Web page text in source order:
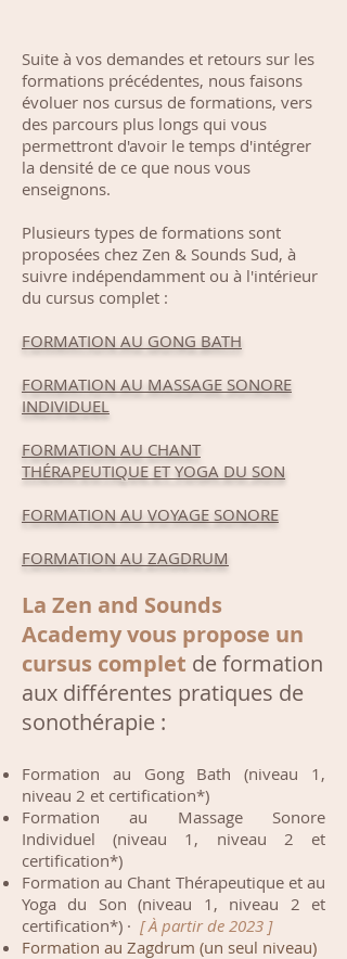
Suite à vos demandes et retours sur les
formations précédentes, nous faisons
évoluer nos cursus de formations, vers
des parcours plus longs qui vous
permettront d'avoir le temps d'intégrer
la densité de ce que nous vous
enseignons.
​​Plusieurs types de formations sont
proposées chez Zen & Sounds Sud, à
suivre indépendamment ou à l'intérieur
du cursus complet :​
FORMATION AU GONG BATH
FORMATION AU MASSAGE SONORE
INDIVIDUEL
FORMATION AU CHANT
THÉRAPEUTIQUE ET YOGA DU SON
FORMATION AU VOYAGE SONORE
FORMATION AU ZAGDRUM
La Zen and Sounds
Academy vous propose un
cursus complet de formation
aux différentes pratiques de
sonothérapie :
Formation au Gong Bath (niveau 1,
niveau 2 et certification*)
Formation au Massage Sonore
Individuel(niveau 1, niveau 2 et
certification*)
Formation au Chant Thérapeutique et au
Yoga du Son (niveau 1, niveau 2 et
certification*) · [ À partir de 2023 ]
Formation au Zagdrum (un seul niveau)